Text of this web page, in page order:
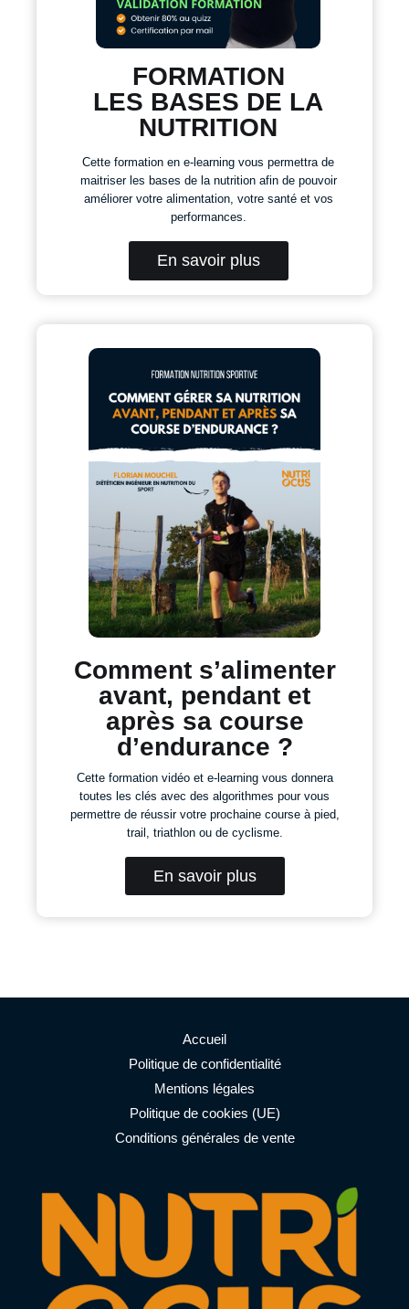
FORMATION
LES BASES DE LA
NUTRITION
Cette formation en e-learning vous permettra de
maitriser les bases de la nutrition afin de pouvoir
améliorer votre alimentation, votre santé et vos
performances.
En savoir plus
Comment s’alimenter
avant, pendant et
après sa course
d’endurance ?
Cette formation vidéo et e-learning vous donnera
toutes les clés avec des algorithmes pour vous
permettre de réussir votre prochaine course à pied,
trail, triathlon ou de cyclisme.
En savoir plus
Accueil
Politique de confidentialité
Mentions légales
Politique de cookies (UE)
Conditions générales de vente